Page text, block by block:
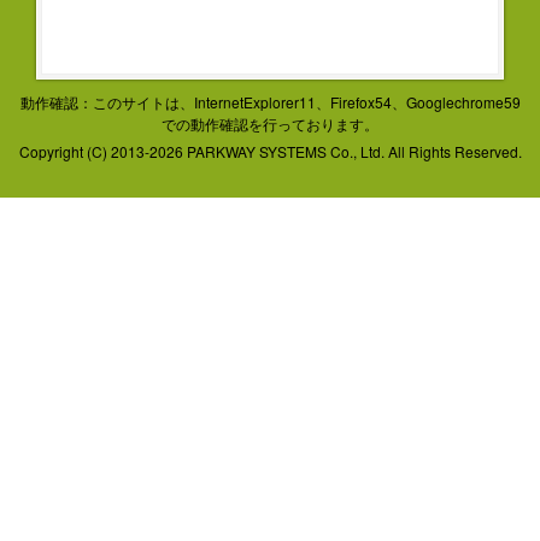
動作確認：このサイトは、InternetExplorer11、Firefox54、Googlechrome59
での動作確認を行っております。
Copyright (C) 2013-2026 PARKWAY SYSTEMS Co., Ltd. All Rights Reserved.